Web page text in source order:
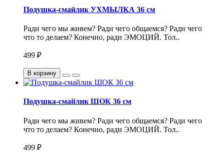
Подушка-смайлик УХМЫЛКА 36 см
Ради чего мы живем? Ради чего общаемся? Ради чего
что то делаем? Конечно, ради ЭМОЦИЙ. Тол..
499 ₽
В корзину
Подушка-смайлик ШОК 36 см
Ради чего мы живем? Ради чего общаемся? Ради чего
что то делаем? Конечно, ради ЭМОЦИЙ. Тол..
499 ₽